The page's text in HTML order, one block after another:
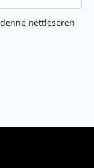
nettleseren